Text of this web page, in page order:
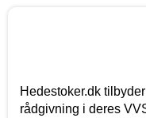
Hedestoker.dk
rådgivning i deres